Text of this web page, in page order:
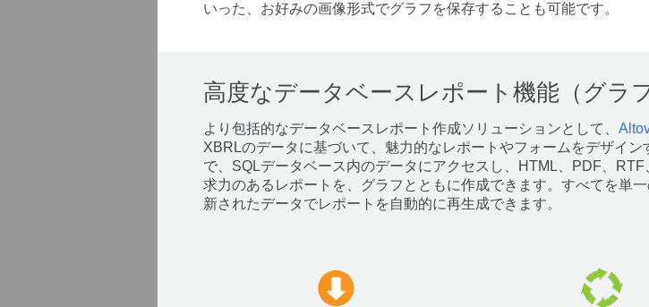
いった、お好みの画像形式でグラフを保存することも可能です。
高度なデータベースレポート機能（グラ
より包括的なデータベースレポート作成ソリューションとして、
XBRLのデータに基づいて、魅力的なレポートやフォームをデザイ
で、SQLデータベース内のデータにアクセスし、HTML、PDF、
求力のあるレポートを、グラフとともに作成できます。すべてを単
新されたデータでレポートを自動的に再生成できます。